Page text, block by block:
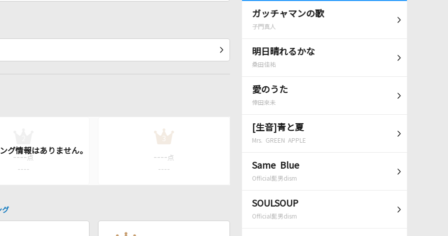
ガッチャマンの歌
子門真人
明日晴れるかな
桑田佳祐
愛のうた
倖田來未
[生音]青と夏
Mrs. GREEN APPLE
Same Blue
Official髭男dism
SOULSOUP
Official髭男dism
---- 点
----
3
---- 点
----
グ